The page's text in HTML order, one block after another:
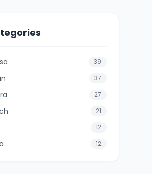
39
37
27
21
12
12